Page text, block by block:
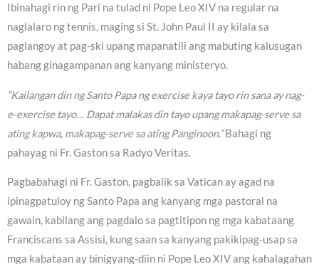
Ibinahagi rin ng Pari na tulad ni Pope Leo XIV na regular na
naglalaro ng tennis, maging si St. John Paul II ay kilala sa
paglangoy at pag-ski upang mapanatili ang mabuting kalusugan
habang ginagampanan ang kanyang ministeryo.
“Kailangan din ng Santo Papa ng exercise kaya tayo rin sana ay nag-
e-exercise tayo… Dapat malakas din tayo upang makapag-serve sa
ating kapwa, makapag-serve sa ating Panginoon.”Bahagi ng
pahayag ni Fr. Gaston sa Radyo Veritas.
Pagbabahagi ni Fr. Gaston, pagbalik sa Vatican ay agad na
ipinagpatuloy ng Santo Papa ang kanyang mga pastoral na
gawain, kabilang ang pagdalo sa pagtitipon ng mga kabataang
Franciscans sa Assisi, kung saan sa kanyang pakikipag-usap sa
mga kabataan ay binigyang-diin ni Pope Leo XIV ang kahalagahan